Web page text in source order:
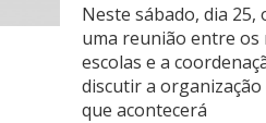
Neste sábado, dia
uma reunião entre
escolas e a
discutir a organização
que acontecerá